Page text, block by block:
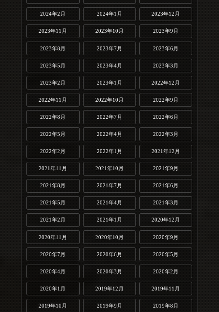
2024年2月 2024年1月 2023年12月
2023年11月 2023年10月 2023年9月
2023年8月 2023年7月 2023年6月
2023年5月 2023年4月 2023年3月
2023年2月 2023年1月 2022年12月
2022年11月 2022年10月 2022年9月
2022年8月 2022年7月 2022年6月
2022年5月 2022年4月 2022年3月
2022年2月 2022年1月 2021年12月
2021年11月 2021年10月 2021年9月
2021年8月 2021年7月 2021年6月
2021年5月 2021年4月 2021年3月
2021年2月 2021年1月 2020年12月
2020年11月 2020年10月 2020年9月
2020年7月 2020年6月 2020年5月
2020年4月 2020年3月 2020年2月
2020年1月 2019年12月 2019年11月
2019年10月 2019年9月 2019年8月